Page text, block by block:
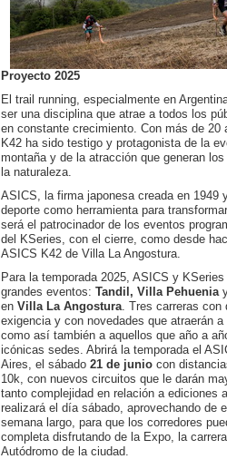
Proyecto 2025
El trail running, especialmente en
ser una disciplina que atrae a todos los
en constante crecimiento. Con más de 20
K42 ha sido testigo y protagonista de la
montaña y de la atracción que generan
la naturaleza.
ASICS, la firma japonesa creada en 1949
deporte como herramienta para
será el patrocinador de los eventos
del KSeries, con el cierre, como desde
ASICS K42 de Villa La Angostura.
Para la temporada 2025, ASICS y
grandes eventos: Tandil, Villa Pehuenia
en Villa La Angostura. Tres carreras con
exigencia y con novedades que atraerán
como así también a aquellos que año a
icónicas sedes. Abrirá la temporada el
Aires, el sábado 21 de junio con
10k, con nuevos circuitos que le darán
tanto complejidad en relación a ediciones
realizará el día sábado, aprovechando de
semana largo, para que los corredores
completa disfrutando de la Expo, la
Autódromo de la ciudad.